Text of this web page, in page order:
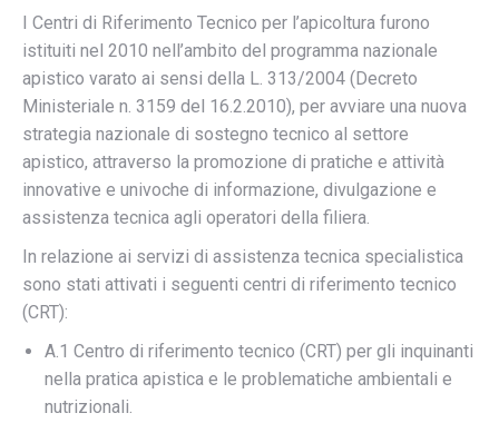
I Centri di Riferimento Tecnico per l’apicoltura furono
istituiti nel 2010 nell’ambito del programma nazionale
apistico varato ai sensi della L. 313/2004 (Decreto
Ministeriale n. 3159 del 16.2.2010), per avviare una nuova
strategia nazionale di sostegno tecnico al settore
apistico, attraverso la promozione di pratiche e attività
innovative e univoche di informazione, divulgazione e
assistenza tecnica agli operatori della filiera.
In relazione ai servizi di assistenza tecnica specialistica
sono stati attivati i seguenti centri di riferimento tecnico
(CRT):
A.1 Centro di riferimento tecnico (CRT) per gli inquinanti
nella pratica apistica e le problematiche ambientali e
nutrizionali.